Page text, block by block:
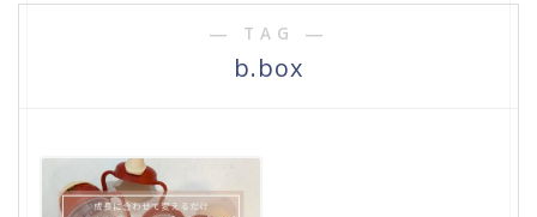
― TAG ―
b.box